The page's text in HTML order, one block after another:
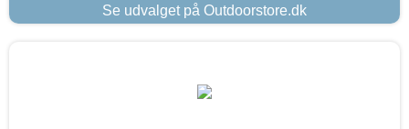
Se udvalget på Outdoorstore.dk